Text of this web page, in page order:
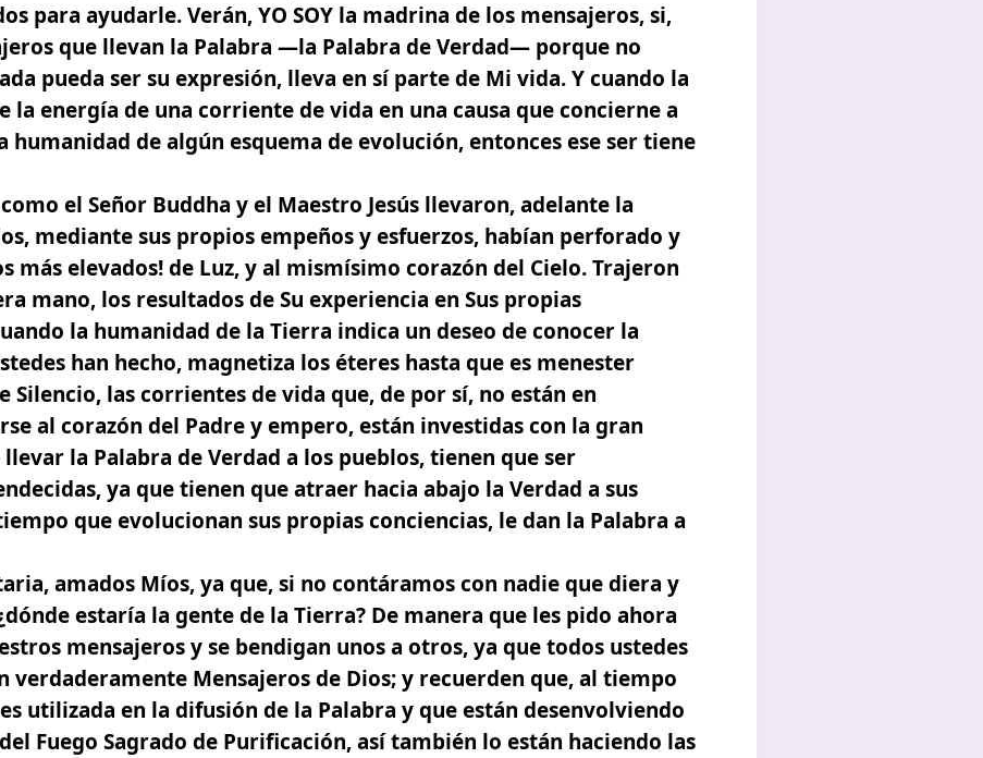
para ayudarle. Verán, YO SOY la madrina de los mensajeros, si,
que llevan la Palabra —la Palabra de Verdad— porque no
pueda ser su expresión, lleva en sí parte de Mi vida. Y cuando la
la energía de una corriente de vida en una causa que concierne a
humanidad de algún esquema de evolución, entonces ese ser tiene
el Señor Buddha y el Maestro Jesúsllevaron, adelante la
mediante sus propios empeños y esfuerzos, habían perforado y
más elevados! de Luz, y al mismísimo corazón del Cielo. Trajeron
mano, los resultados de Su experiencia en Sus propias
la humanidad de la Tierra indica un deseo de conocer la
han hecho, magnetiza los éteres hasta que es menester
Silencio, las corrientes de vida que, de por sí, no están en
al corazón del Padre y empero, están investidas con la gran
la Palabra de Verdad a los pueblos, tienen que ser
ya que tienen que atraer hacia abajo la Verdad a sus
que evolucionan sus propias conciencias, le dan la Palabra a
amados Míos, ya que, si no contáramos con nadie que diera y
estaría la gente de la Tierra? De manera que les pido ahora
mensajeros y se bendigan unos a otros, ya que todos ustedes
verdaderamente Mensajeros de Dios; y recuerden que, al tiempo
utilizada en la difusión de la Palabra y que están desenvolviendo
Fuego Sagrado de Purificación, así también lo están haciendo las